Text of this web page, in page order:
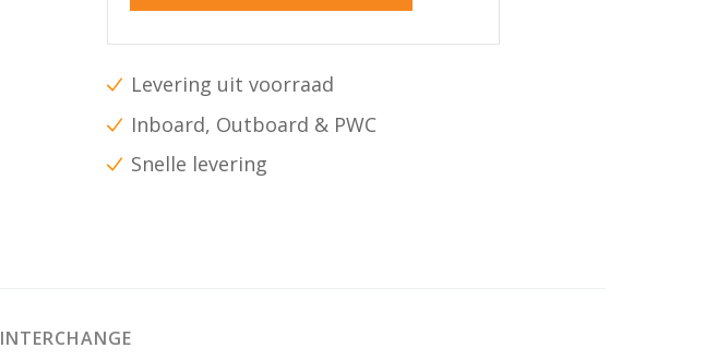
Levering uit voorraad
Inboard, Outboard & PWC
Snelle levering
INTERCHANGE